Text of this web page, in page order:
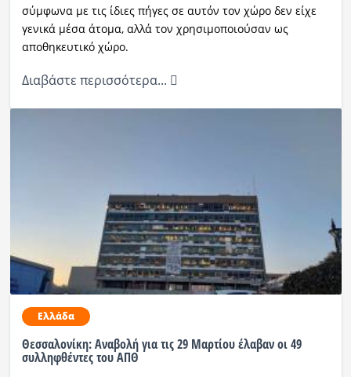
σύμφωνα με τις ίδιες πήγες σε αυτόν τον χώρο δεν είχε
γενικά μέσα άτομα, αλλά τον χρησιμοποιούσαν ως
αποθηκευτικό χώρο.
Διαβάστε περισσότερα...
Ελλάδα
Θεσσαλονίκη: Αναβολή για τις 29 Μαρτίου έλαβαν οι 49
συλληφθέντες του ΑΠΘ